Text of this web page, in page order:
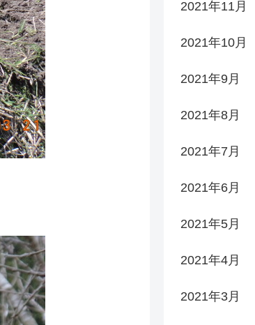
2021年11月
2021年10月
2021年9月
2021年8月
2021年7月
2021年6月
2021年5月
2021年4月
2021年3月